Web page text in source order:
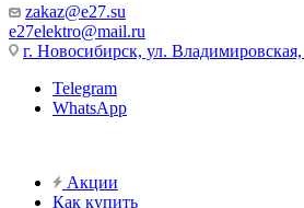
zakaz@e27.su
e27elektro@mail.ru
г. Новосибирск, ул. Владимировская,
Telegram
WhatsApp
Акции
Как купить